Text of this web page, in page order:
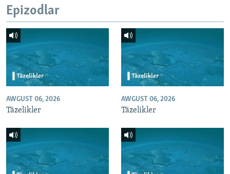
Epizodlar
AWGUST 06, 2026
Täzelikler
AWGUST 06, 2026
Täzelikler